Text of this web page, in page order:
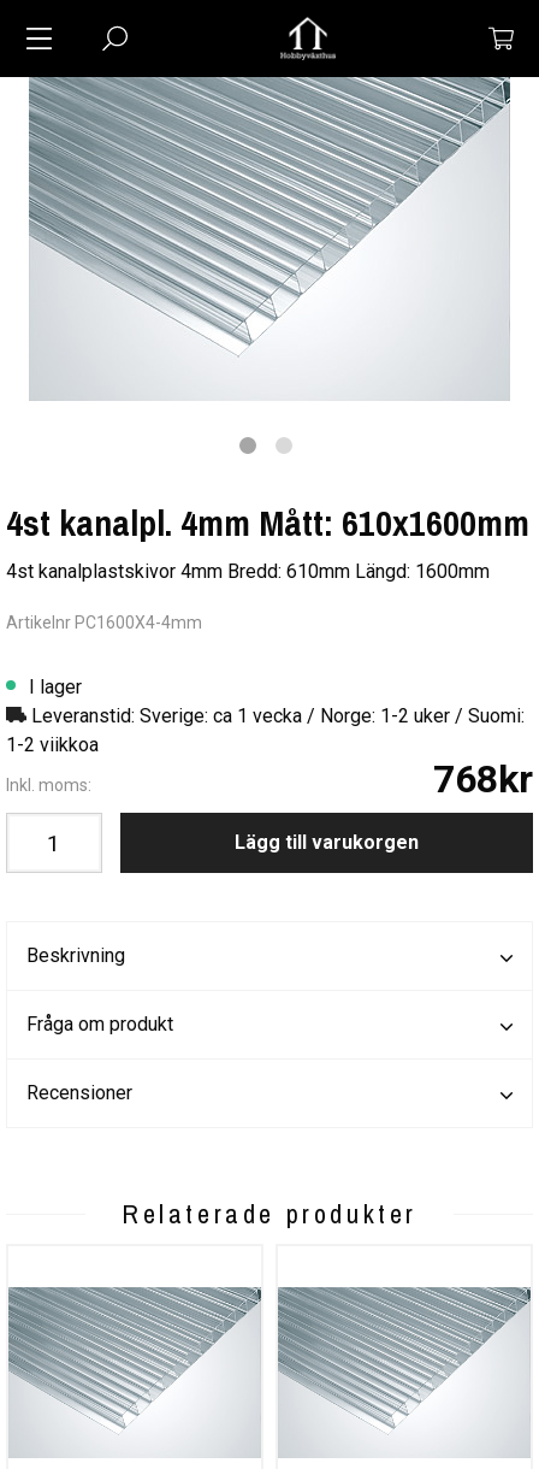
4st kanalpl. 4mm Mått: 610x1600mm
4st kanalplastskivor 4mm Bredd: 610mm Längd: 1600mm
Artikelnr PC1600X4-4mm
I lager
Leveranstid: Sverige: ca 1 vecka / Norge: 1-2 uker / Suomi:
1-2 viikkoa
Inkl. moms: 768kr
Lägg till varukorgen
Beskrivning
Fråga om produkt
Recensioner
Relaterade produkter